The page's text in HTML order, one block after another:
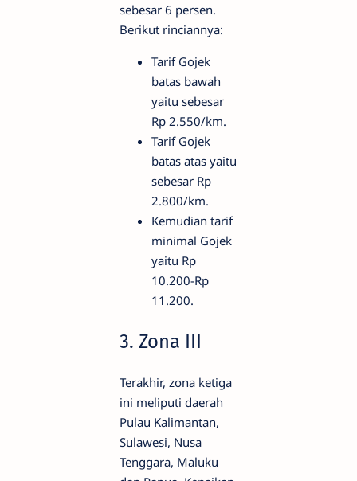
sebesar 6 persen.
Berikut rinciannya:
Tarif Gojek
batas bawah
yaitu sebesar
Rp 2.550/km.
Tarif Gojek
batas atas yaitu
sebesar Rp
2.800/km.
Kemudian tarif
minimal Gojek
yaitu Rp
10.200-Rp
11.200.
3. Zona III
Terakhir, zona ketiga
ini meliputi daerah
Pulau Kalimantan,
Sulawesi, Nusa
Tenggara, Maluku